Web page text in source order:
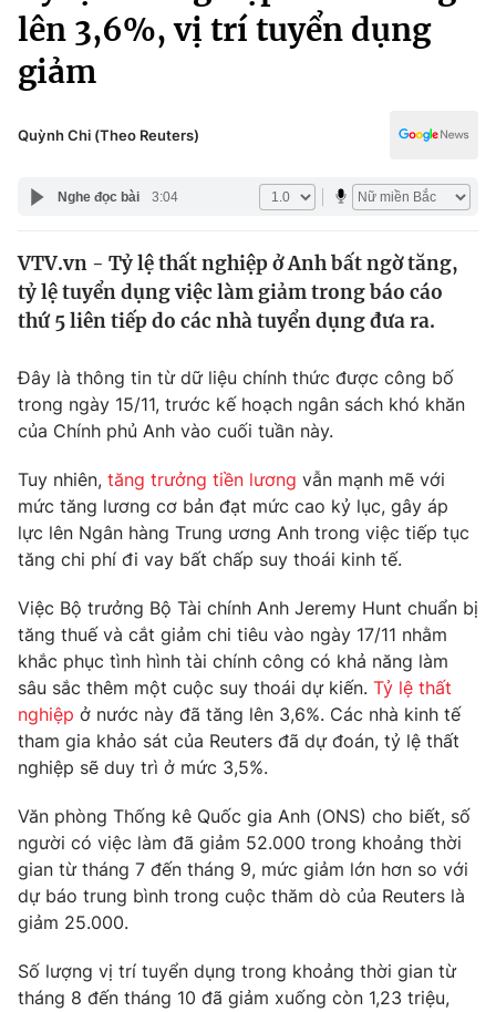
Chính trị
Xã hội
Pháp luật
Y tế
Thế giới
Tin tức
Câu chuyện quốc tế
Kinh tế
Tài chính
Thị trường
Góc doanh nghiệp
Dữ liệu và đời sống
Phim VTV
Hậu trường
Nhân vật
Khán giả
Giải sao mai
Giải trí
Điện ảnh
Âm nhạc
Sao
Du lịch
Làm đẹp
Chất lượng cuộc sống
Giáo dục
Tuyển sinh
Học trực tuyến
Công nghệ
Hitech Công nghệ tương lai
Sản phẩm
Thị trường
Tư vấn
Giao lưu trực tuyến
Lịch phát sóng
Chuyên mục khác
Emagazine Podcast
Thể thao
Truyền hình
Văn hóa - Giải trí
Công nghệ
lên 3,6%, vị trí tuyển dụng
giảm
Quỳnh Chi (Theo Reuters)
Nghe đọc bài 3:04
VTV.vn - Tỷ lệ thất nghiệp ở Anh bất ngờ tăng,
tỷ lệ tuyển dụng việc làm giảm trong báo cáo
thứ 5 liên tiếp do các nhà tuyển dụng đưa ra.
Đây là thông tin từ dữ liệu chính thức được công bố
trong ngày 15/11, trước kế hoạch ngân sách khó khăn
của Chính phủ Anh vào cuối tuần này.
Tuy nhiên, tăng trưởng tiền lương vẫn mạnh mẽ với
mức tăng lương cơ bản đạt mức cao kỷ lục, gây áp
lực lên Ngân hàng Trung ương Anh trong việc tiếp tục
tăng chi phí đi vay bất chấp suy thoái kinh tế.
Việc Bộ trưởng Bộ Tài chính Anh Jeremy Hunt chuẩn bị
tăng thuế và cắt giảm chi tiêu vào ngày 17/11 nhằm
khắc phục tình hình tài chính công có khả năng làm
sâu sắc thêm một cuộc suy thoái dự kiến. Tỷ lệ thất
nghiệp ở nước này đã tăng lên 3,6%. Các nhà kinh tế
tham gia khảo sát của Reuters đã dự đoán, tỷ lệ thất
nghiệp sẽ duy trì ở mức 3,5%.
Văn phòng Thống kê Quốc gia Anh (ONS) cho biết, số
người có việc làm đã giảm 52.000 trong khoảng thời
gian từ tháng 7 đến tháng 9, mức giảm lớn hơn so với
dự báo trung bình trong cuộc thăm dò của Reuters là
giảm 25.000.
Số lượng vị trí tuyển dụng trong khoảng thời gian từ
tháng 8 đến tháng 10 đã giảm xuống còn 1,23 triệu,